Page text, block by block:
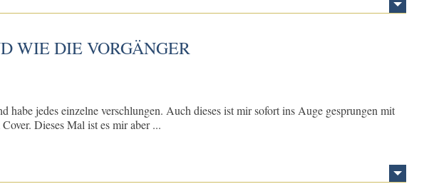
WIE DIE VORGÄNGER
habe jedes einzelne verschlungen. Auch dieses ist mir sofort ins Auge gesprungen mit
Dieses Mal ist es mir aber ...